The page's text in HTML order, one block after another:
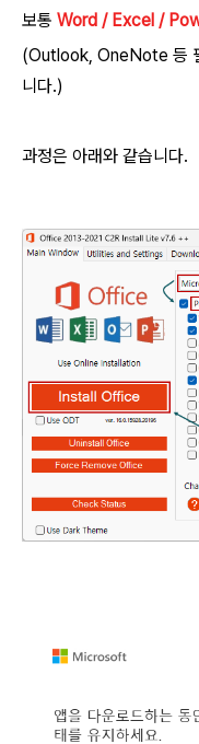
보통 Word / Excel /
(Outlook, OneNote 등
니다.)
과정은 아래와 같습니다.